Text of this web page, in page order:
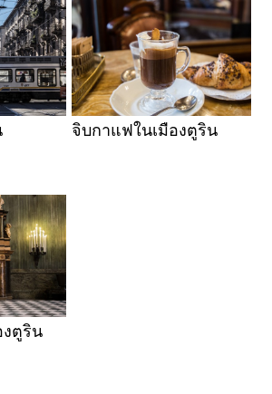
จิบกาแฟในเมืองตูริน
งตูริน